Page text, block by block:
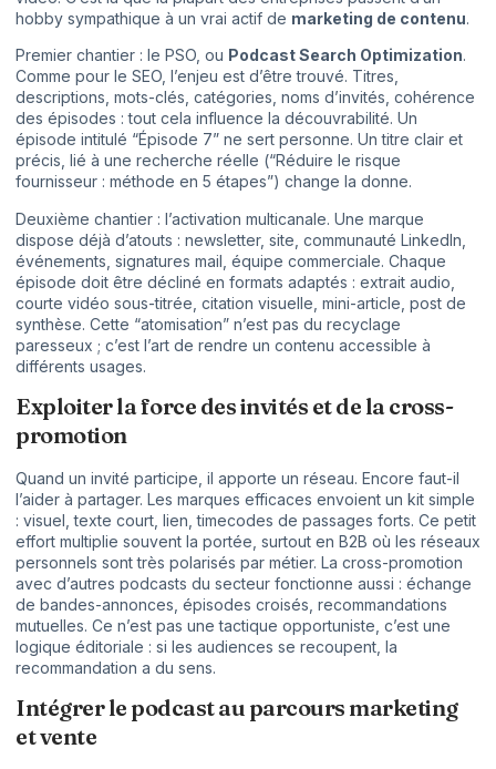
hobby sympathique à un vrai actif de marketing de contenu.
Premier chantier : le PSO, ou Podcast Search Optimization.
Comme pour le SEO, l’enjeu est d’être trouvé. Titres,
descriptions, mots-clés, catégories, noms d’invités, cohérence
des épisodes : tout cela influence la découvrabilité. Un
épisode intitulé “Épisode 7” ne sert personne. Un titre clair et
précis, lié à une recherche réelle (“Réduire le risque
fournisseur : méthode en 5 étapes”) change la donne.
Deuxième chantier : l’activation multicanale. Une marque
dispose déjà d’atouts : newsletter, site, communauté LinkedIn,
événements, signatures mail, équipe commerciale. Chaque
épisode doit être décliné en formats adaptés : extrait audio,
courte vidéo sous-titrée, citation visuelle, mini-article, post de
synthèse. Cette “atomisation” n’est pas du recyclage
paresseux ; c’est l’art de rendre un contenu accessible à
différents usages.
Exploiter la force des invités et de la cross-
promotion
Quand un invité participe, il apporte un réseau. Encore faut-il
l’aider à partager. Les marques efficaces envoient un kit simple
: visuel, texte court, lien, timecodes de passages forts. Ce petit
effort multiplie souvent la portée, surtout en B2B où les réseaux
personnels sont très polarisés par métier. La cross-promotion
avec d’autres podcasts du secteur fonctionne aussi : échange
de bandes-annonces, épisodes croisés, recommandations
mutuelles. Ce n’est pas une tactique opportuniste, c’est une
logique éditoriale : si les audiences se recoupent, la
recommandation a du sens.
Intégrer le podcast au parcours marketing
et vente